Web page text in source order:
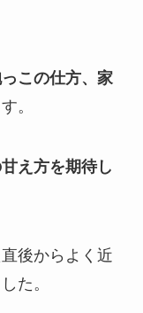
この仕方、家
。
え方を期待し
後からよく近
た。